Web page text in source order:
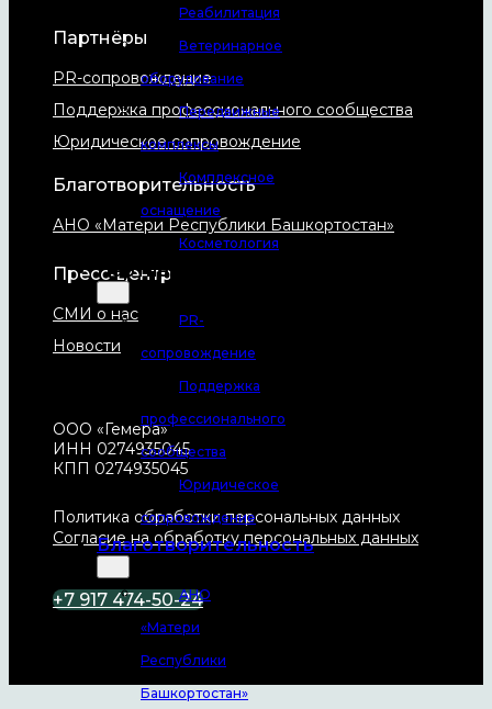
Реабилитация
Ветеринарное
оборудование
Передвижные
комплексы
Комплексное
оснащение
Косметология
Партнёры
PR-
сопровождение
Поддержка
профессионального
сообщества
Юридическое
сопровождение
Благотворительность
АНО
«Матери
Республики
Башкортостан»
Партнёры
PR-сопровождение
Поддержка профессионального сообщества
Юридическое сопровождение
Благотворительность
АНО «Матери Республики Башкортостан»
Пресс-центр
СМИ о нас
Новости
ООО «Гемера»
ИНН 0274935045
КПП 0274935045
Политика обработки персональных данных
Согласие на обработку персональных данных
+7 917 474-50-24